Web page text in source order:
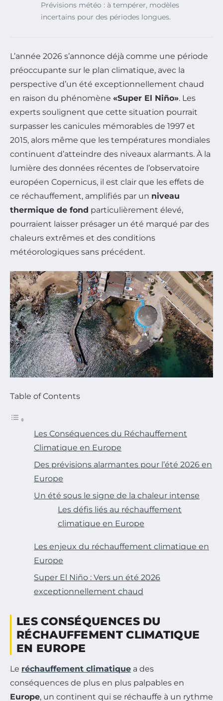
Prévisions météo : à tempérer, modèles
incertains pour des périodes longues.
L’année 2026 s’annonce déjà comme une période
préoccupante sur le plan climatique, avec la
perspective d’un été exceptionnellement chaud
en raison du phénomène «Super El Niño». Les
experts soulignent que cette situation pourrait
surpasser les canicules mémorables de 1997 et
2015, alors même que les températures mondiales
continuent d’atteindre des niveaux alarmants. À la
lumière des données récentes de l’observatoire
européen Copernicus, il est clair que les effets de
ce réchauffement, amplifiés par un niveau
thermique de fond particulièrement élevé,
pourraient laisser présager un été marqué par des
chaleurs extrêmes et des conditions
météorologiques sans précédent.
Table of Contents
Les Conséquences du Réchauffement
Climatique en Europe
Des prévisions alarmantes pour l’été 2026 en
Europe
Un été sous le signe de la chaleur intense
Les défis liés au réchauffement
climatique en Europe
Les enjeux du réchauffement climatique en
Europe
Super El Niño : Vers un été 2026
exceptionnellement chaud
LES CONSÉQUENCES DU
RÉCHAUFFEMENT CLIMATIQUE
EN EUROPE
Le réchauffement climatique a des
conséquences de plus en plus palpables en
Europe, un continent qui se réchauffe à un rythme